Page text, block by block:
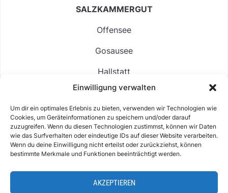
Einwilligung verwalten
Um dir ein optimales Erlebnis zu bieten, verwenden wir Technologien wie
Cookies, um Geräteinformationen zu speichern und/oder darauf
zuzugreifen. Wenn du diesen Technologien zustimmst, können wir Daten
wie das Surfverhalten oder eindeutige IDs auf dieser Website verarbeiten.
Wenn du deine Einwilligung nicht erteilst oder zurückziehst, können
bestimmte Merkmale und Funktionen beeinträchtigt werden.
AKZEPTIEREN
SALZKAMMERGUT
Offensee
Gosausee
Hallstatt
Langbathsee
Altausseer See
Hintersee
IMPRESSUM & KONTAKT